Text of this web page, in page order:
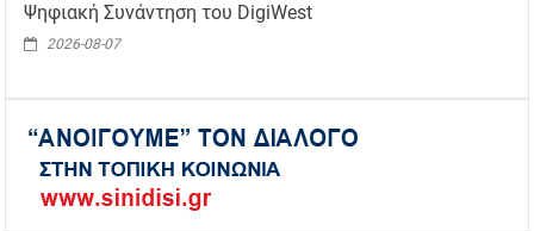
Ψηφιακή Συνάντηση του DigiWest
2026-08-07